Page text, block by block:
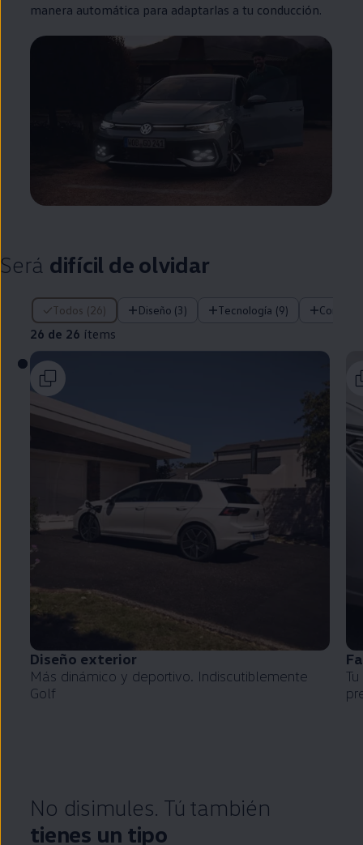
manera automática para adaptarlas a tu conducción.
Será difícil de olvidar
Todos (26) Diseño (3) Tecnología (9) Confort
26 de 26 ítems
26 de 26 ítems
Diseño exterior
Más dinámico y deportivo. Indiscutiblemente
Golf
No disimules. Tú también
tienes un tipo